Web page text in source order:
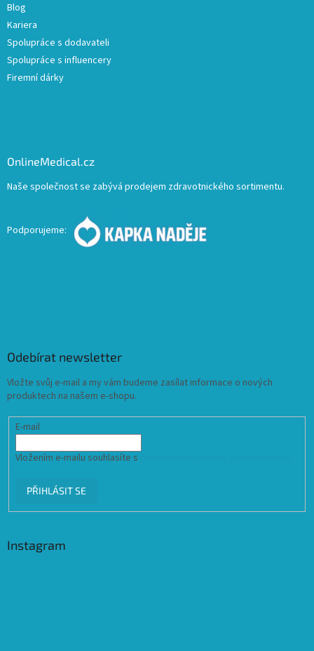
Blog
Kariera
Spolupráce s dodavateli
Spolupráce s influencery
Firemní dárky
OnlineMedical.cz
Naše společnost se zabývá prodejem zdravotnického sortimentu.
Podporujeme:
Odebírat newsletter
Vložte svůj e-mail a my vám budeme zasílat informace o nových
produktech na našem e-shopu.
E-mail
Vložením e-mailu souhlasíte s
PŘIHLÁSIT SE
Instagram